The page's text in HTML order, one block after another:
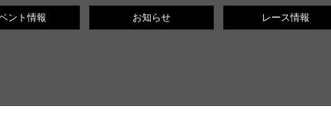
ント情報 お知らせ レース情報